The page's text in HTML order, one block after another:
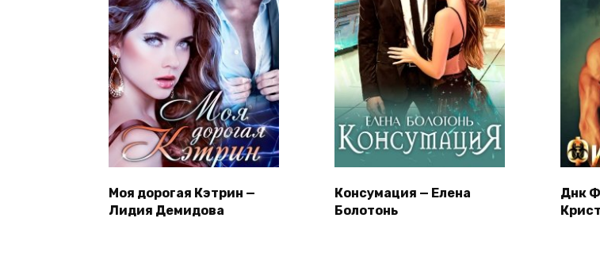
Моя дорогая Кэтрин —
Лидия Демидова
Консумация — Елена
Болотонь
Днк